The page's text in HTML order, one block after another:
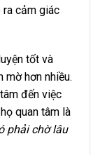
ra cảm giác
tốt và
mờ hơn nhiều.
đến việc
quan tâm là
phải chờ lâu